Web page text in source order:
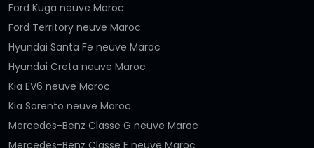
Ford Kuga neuve Maroc
Ford Territory neuve Maroc
Hyundai Santa Fe neuve Maroc
Hyundai Creta neuve Maroc
Kia EV6 neuve Maroc
Kia Sorento neuve Maroc
Mercedes-Benz Classe G neuve Maroc
Mercedes-Benz Classe E neuve Maroc